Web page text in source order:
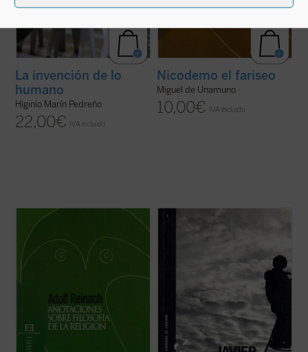
La invención de lo
humano
Higinio Marín Pedreño
22,00€ IVA incluido
Nicodemo el fariseo
Miguel de Unamuno
10,00€ IVA incluido
Escritas durante su servicio en el cuerpo
de artillería del ejército alemán durante la
Anotaciones
, que ejercieron una influencia
decisiva en el itinerario de filósofos como
Edith Stein, constituyen ...
(ver ficha)
«Se puede suponer que en la historia de la
definitiva; lo que se quiere es ponerla ...